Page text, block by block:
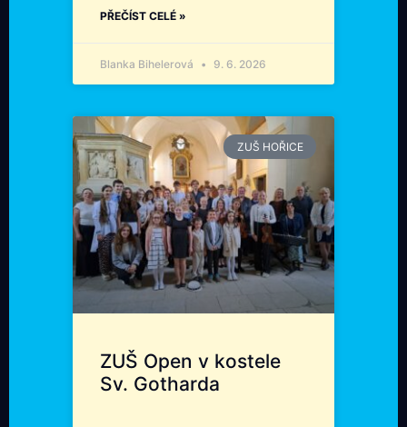
PŘEČÍST CELÉ »
Blanka Bihelerová 9. 6. 2026
ZUŠ HOŘICE
ZUŠ Open v kostele
Sv. Gotharda